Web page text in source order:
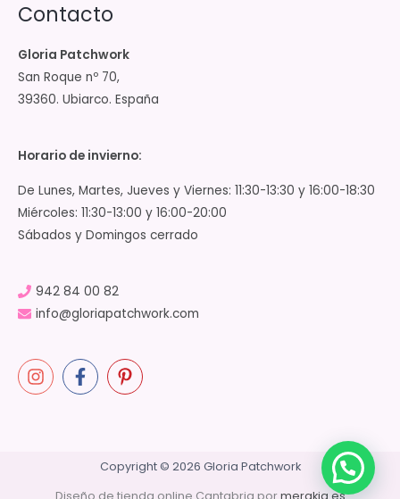
Contacto
Gloria Patchwork
San Roque nº 70,
39360. Ubiarco. España
Horario de invierno:
De Lunes, Martes, Jueves y Viernes: 11:30-13:30 y 16:00-18:30
Miércoles: 11:30-13:00 y 16:00-20:00
Sábados y Domingos cerrado
942 84 00 82
info@gloriapatchwork.com
Copyright © 2026 Gloria Patchwork